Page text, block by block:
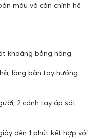
máu và căn chỉnh hệ
khoảng bằng hông
lòng bàn tay hướng
2 cánh tay áp sát
đến 1 phút kết hợp với